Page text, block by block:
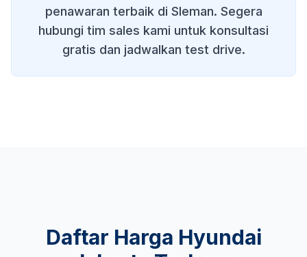
penawaran terbaik di Sleman. Segera
hubungi tim sales kami untuk konsultasi
gratis dan jadwalkan test drive.
Daftar Harga Hyundai